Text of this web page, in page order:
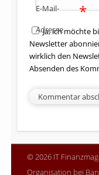
E-Mail-
Adresse
*
Ja, ich möchte
Newsletter
wirklich den
Absenden des
© 2026 IT
Organisation bei